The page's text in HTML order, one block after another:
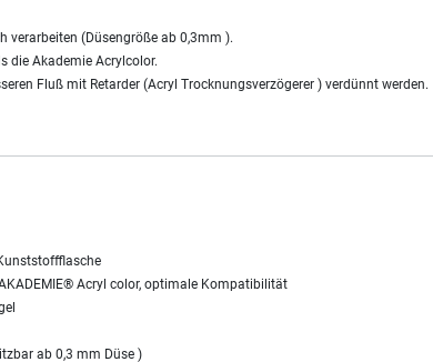
verarbeiten (Düsengröße ab 0,3mm ).
die Akademie Acrylcolor.
Fluß mit Retarder (Acryl Trocknungsverzögerer ) verdünnt werden.
Acryl color, optimale Kompatibilität
ab 0,3 mm Düse )